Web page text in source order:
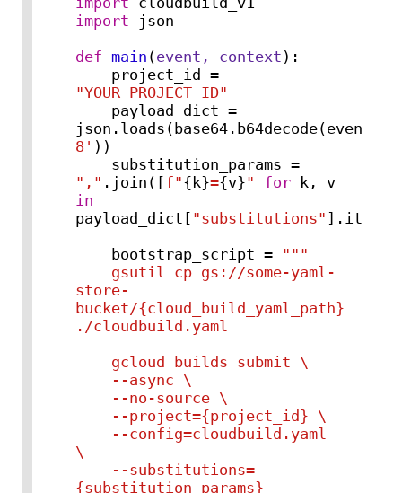
import json
def main (event, context ):
    project_id =
"YOUR_PROJECT_ID"
json.loads(base64.b64decode(event[
8' ))
    substitution_params =
"," .join([f"{k}={v}" for
k, v
in
payload_dict[ "substitutions"
    bootstrap_script =
"""
store-
bucket/{cloud_build_yaml_path}
./cloudbuild.yaml
\
{substitution_params}